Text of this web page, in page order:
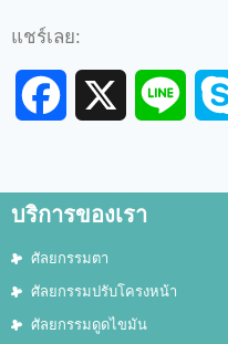
แชร์เลย:
Facebook Line
บริการของเรา
ศัลยกรรมตา
ศัลยกรรมปรับโครงหน้า
ศัลยกรรมดูดไขมัน